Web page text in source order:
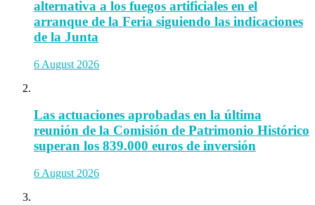
alternativa a los fuegos artificiales en el
arranque de la Feria siguiendo las indicaciones
de la Junta
6 August 2026
Las actuaciones aprobadas en la última
reunión de la Comisión de Patrimonio Histórico
superan los 839.000 euros de inversión
6 August 2026